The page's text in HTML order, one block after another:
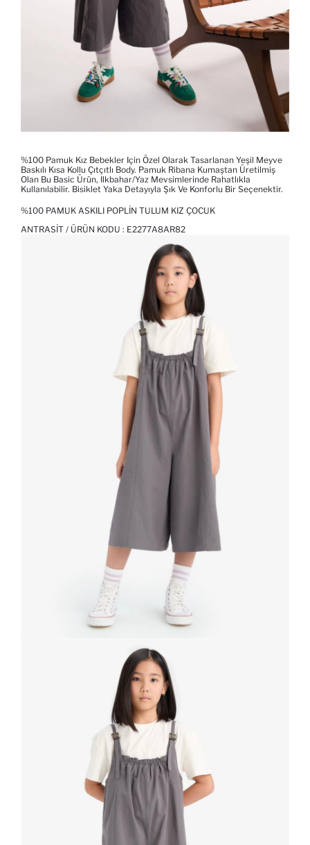
%100 Pamuk Kız Bebekler Için Özel Olarak Tasarlanan Yeşil Meyve
Baskılı Kısa Kollu Çıtçıtlı Body. Pamuk Ribana Kumaştan Üretilmiş
Olan Bu Basic Ürün, Ilkbahar/yaz Mevsimlerinde Rahatlıkla
Kullanılabilir. Bisiklet Yaka Detayıyla Şık Ve Konforlu Bir Seçenektir.
%100 PAMUK ASKILI POPLIN TULUM KIZ ÇOCUK
ANTRASIT / ÜRÜN KODU : E2277A8AR82